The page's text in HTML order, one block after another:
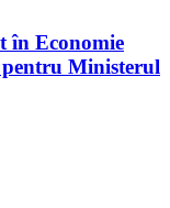
în Economie
Ministerul